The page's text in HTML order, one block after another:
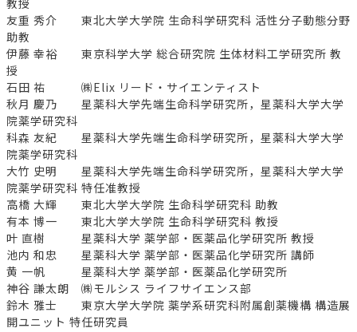
教授
友重 秀介 東北⼤学⼤学院 ⽣命科学研究科 活性分⼦動態分野
助教
伊藤 幸裕 東京科学大学 総合研究院 生体材料工学研究所 教
授
石田 祐 ㈱Elix リード・サイエンティスト
秋月 慶乃 星薬科大学先端生命科学研究所，星薬科大学大学
院薬学研究科
科森 友紀 星薬科大学先端生命科学研究所，星薬科大学大学
院薬学研究科
大竹 史明 星薬科大学先端生命科学研究所，星薬科大学大学
院薬学研究科 特任准教授
高橋 大輝 東北大学大学院 生命科学研究科 助教
有本 博一 東北大学大学院 生命科学研究科 教授
叶 直樹 星薬科大学 薬学部・医薬品化学研究所 教授
池内 和忠 星薬科大学 薬学部・医薬品化学研究所 講師
黄 一帆 星薬科大学 薬学部・医薬品化学研究所
神谷 謙太朗 ㈱モルシス ライフサイエンス部
鈴木 雅士 東京大学大学院 薬学系研究科附属創薬機構 構造展
開ユニット 特任研究員